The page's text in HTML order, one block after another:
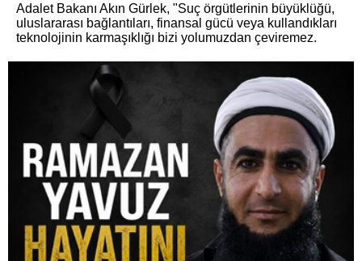
Adalet Bakanı Akın Gürlek, "Suç örgütlerinin büyüklüğü,
uluslararası bağlantıları, finansal gücü veya kullandıkları
teknolojinin karmaşıklığı bizi yolumuzdan çeviremez.